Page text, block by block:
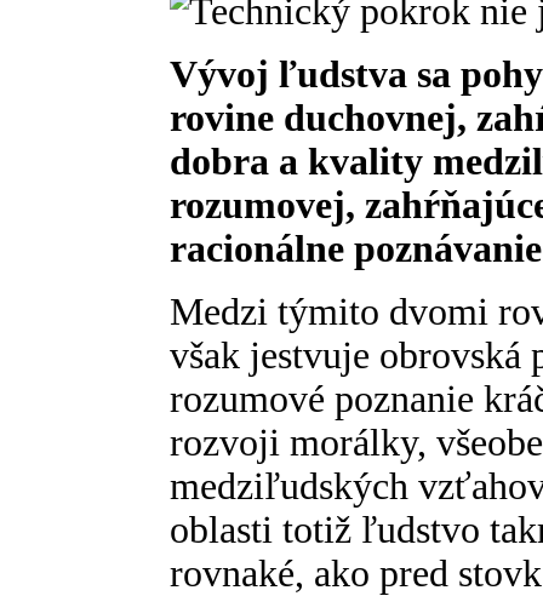
Vývoj ľudstva sa
rovine duchovnej,
dobra a kvality
rozumovej,
racionálne
Medzi týmito dvomi
však jestvuje obrovská
rozumové poznanie
rozvoji morálky,
medziľudských
oblasti totiž ľudstvo
rovnaké, ako pred